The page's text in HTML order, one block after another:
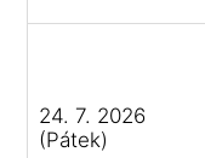
24. 7. 2026
(Pátek)